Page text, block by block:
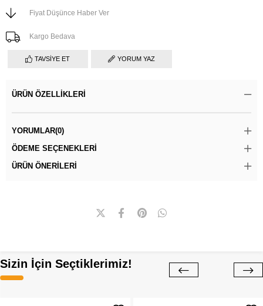
Fiyat Düşünce Haber Ver
Kargo Bedava
TAVSIYE ET YORUM YAZ
ÜRÜN ÖZELLIKLERI
YORUMLAR(0)
ÖDEME SEÇENEKLERI
ÜRÜN ÖNERILERI
Sizin İçin Seçtiklerimiz!